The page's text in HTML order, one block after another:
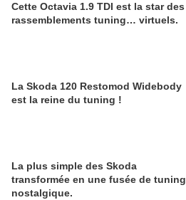
Cette Octavia 1.9 TDI est la star des
rassemblements tuning… virtuels.
La Skoda 120 Restomod Widebody
est la reine du tuning !
La plus simple des Skoda
transformée en une fusée de tuning
nostalgique.